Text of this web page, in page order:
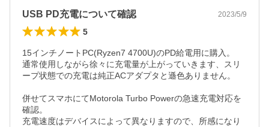
USB PD充電について確認 2023/5/9
5
15インチノートPC(Ryzen7 4700U)のPD給電用に購入。
通常使用しながら徐々に充電量が上がっていきます、スリ
ープ状態での充電は純正ACアダプタと遜色ありません。
併せてスマホにてMotorola Turbo Powerの急速充電対応を
確認。
充電速度はデバイスによって異なりますので、所感になり